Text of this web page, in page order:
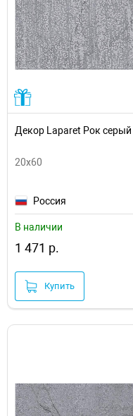
Декор Laparet Рок
20x60
Россия
В наличии
1 471 р.
Купить